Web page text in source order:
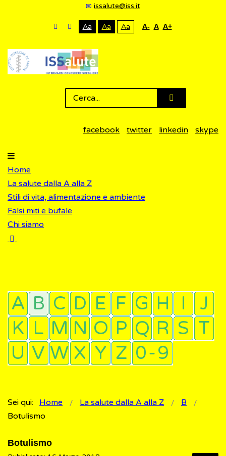
issalute@iss.it
Aa Aa Aa A- A A+
facebook twitter linkedin skype
Home
La salute dalla A alla Z
Stili di vita, alimentazione e ambiente
Falsi miti e bufale
Chi siamo
Sei qui: Home La salute dalla A alla Z
B
Botulismo
Botulismo